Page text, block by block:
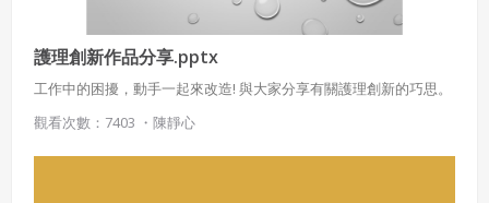
護理創新作品分享.pptx
工作中的困擾，動手一起來改造! 與大家分享有關護理創新的巧思。
觀看次數：7403 ・ 陳靜心